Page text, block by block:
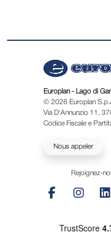
Europlan - Lago di
© 2026 Europlan
Via D'Annunzio 11,
Codice Fiscale e
Nous appeler
Rejoignez-